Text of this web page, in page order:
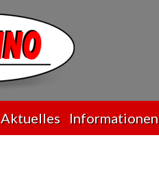
Aktuelles Informationen